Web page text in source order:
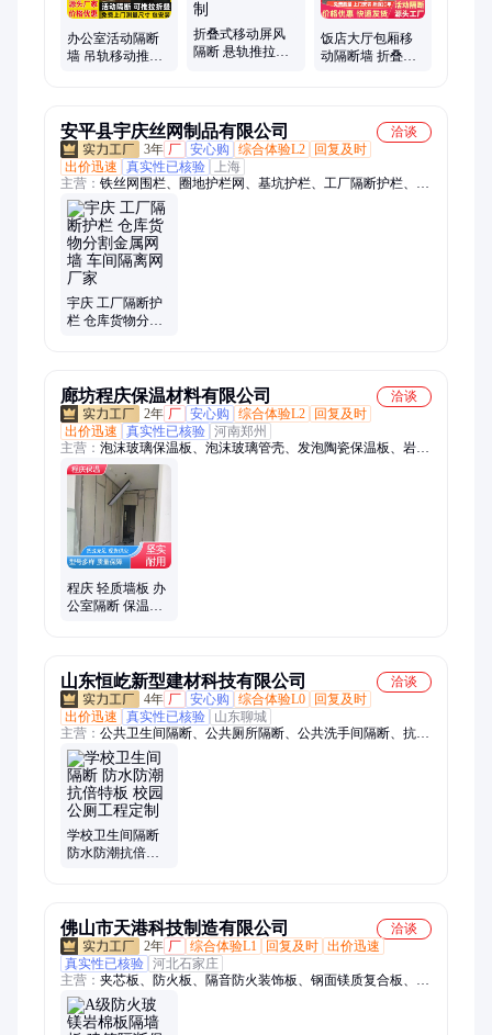
办公室活动隔断
墙 吊轨移动推拉
折叠式移动屏风
隔断 悬轨推拉活
饭店大厅包厢移
动隔断墙 折叠推
安平县宇庆丝网制品有限公司
洽谈
3年 厂 安心购 综合体验L2
回复及时
出价迅速
真实性已核验
上海
主营： 铁丝网围栏、圈地护栏网、基坑护栏、工厂隔断护栏、施
工围挡、车间护栏网、机器人围栏、球场围栏、绿色铁丝网、光
伏围栏、圈地围栏网、双边丝护栏、体育场护栏、车间冲孔围
挡、车间围栏、仓库隔离网、圈地铁丝网、果园圈地护栏、养殖
圈地护栏、临边护栏网、水渠防护网、桥梁防抛网、保税区护
栏、公路护栏网、厂区围墙护栏、锌钢围栏
宇庆 工厂隔断护
栏 仓库货物分割
廊坊程庆保温材料有限公司
洽谈
2年 厂 安心购 综合体验L2
回复及时
出价迅速
真实性已核验 河南郑州
主营： 泡沫玻璃保温板、泡沫玻璃管壳、发泡陶瓷保温板、岩棉
管、玻璃棉管、硅酸铝管、轻质隔墙板、岩棉板、橡塑板、橡塑
管、聚苯颗粒轻质隔墙板、防排烟玻璃棉板、防排烟岩棉板
程庆 轻质墙板 办
公室隔断 保温隔
山东恒屹新型建材科技有限公司
洽谈
4年 厂 安心购 综合体验L0
回复及时
出价迅速
真实性已核验
山东聊城
主营： 公共卫生间隔断、公共厕所隔断、公共洗手间隔断、抗倍
特隔断板、卫生间隔断、铝蜂窝隔断、铝蜂窝隔断板、洗手间隔
断
学校卫生间隔断
防水防潮抗倍特
佛山市天港科技制造有限公司
洽谈
2年 厂 综合体验L1 回复及时 出价迅速
真实性已核验 河北石家庄
主营： 夹芯板、防火板、隔音防火装饰板、钢面镁质复合板、钢
面镁质防火风管板、双面彩钢玻镁复合风管板、岩棉夹芯板、彩
钢岩棉复合夹心板、防火防潮净化板、净化板、A级防火板、彩